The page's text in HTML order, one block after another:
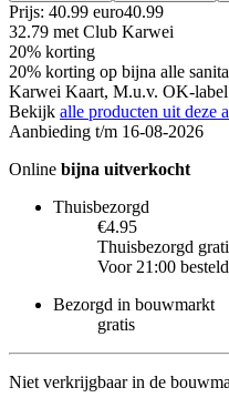
Prijs: 40.99 euro40.99
32.79 met Club Karwei
20% korting
20% korting op bijna alle
Karwei Kaart, M.u.v. OK-label
Bekijk alle producten uit deze
Aanbieding t/m 16-08-2026
Online bijna uitverkocht
Thuisbezorgd
€4.95
Thuisbezorgd
Voor 21:00
Bezorgd in bouwmarkt
gratis
Niet verkrijgbaar in de